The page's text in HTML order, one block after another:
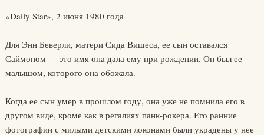
«Daily Star», 2 июня 1980 года
Для Энн Беверли, матери Сида Вишеса, ее сын оставался
Саймоном — это имя она дала ему при рождении. Он был ее
малышом, которого она обожала.
Когда ее сын умер в прошлом году, она уже не помнила его в
другом виде, кроме как в регалиях панк-рокера. Его ранние
фотографии с милыми детскими локонами были украдены у нее